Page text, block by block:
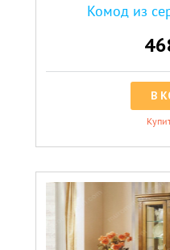
Комод из
В